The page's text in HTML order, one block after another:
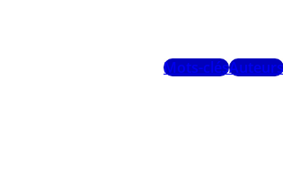
Mots-clésAuteurs